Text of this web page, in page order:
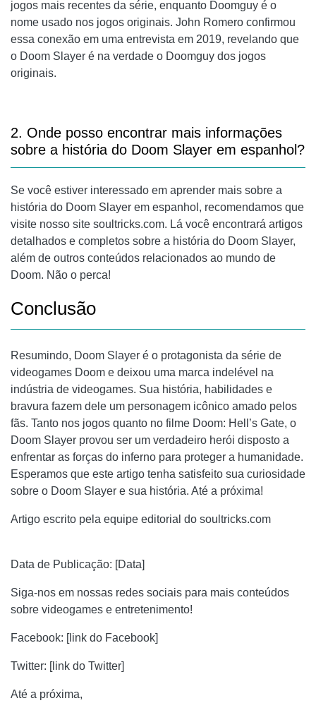
jogos mais recentes da série, enquanto Doomguy é o
nome usado nos jogos originais. John Romero confirmou
essa conexão em uma entrevista em 2019, revelando que
o Doom Slayer é na verdade o Doomguy dos jogos
originais.
2. Onde posso encontrar mais informações
sobre a história do Doom Slayer em espanhol?
Se você estiver interessado em aprender mais sobre a
história do Doom Slayer em espanhol, recomendamos que
visite nosso site soultricks.com. Lá você encontrará artigos
detalhados e completos sobre a história do Doom Slayer,
além de outros conteúdos relacionados ao mundo de
Doom. Não o perca!
Conclusão
Resumindo, Doom Slayer é o protagonista da série de
videogames Doom e deixou uma marca indelével na
indústria de videogames. Sua história, habilidades e
bravura fazem dele um personagem icônico amado pelos
fãs. Tanto nos jogos quanto no filme Doom: Hell’s Gate, o
Doom Slayer provou ser um verdadeiro herói disposto a
enfrentar as forças do inferno para proteger a humanidade.
Esperamos que este artigo tenha satisfeito sua curiosidade
sobre o Doom Slayer e sua história. Até a próxima!
Artigo escrito pela equipe editorial do soultricks.com
Data de Publicação: [Data]
Siga-nos em nossas redes sociais para mais conteúdos
sobre videogames e entretenimento!
Facebook: [link do Facebook]
Twitter: [link do Twitter]
Até a próxima,